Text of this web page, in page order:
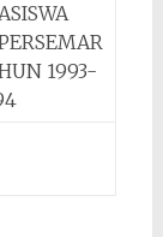
1993-